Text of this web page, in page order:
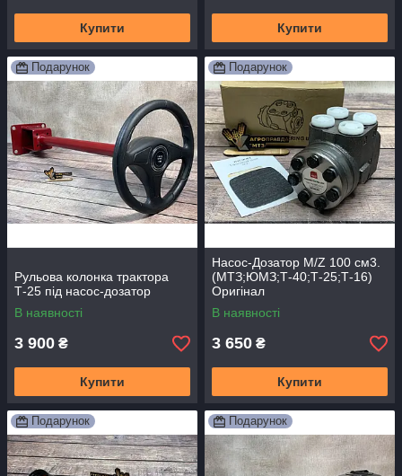
Купити Купити
Подарунок
Рульова колонка трактора
Т-25 під насос-дозатор
В наявності
3 900 ₴
Купити
Подарунок
Насос-Дозатор M/Z 100 см3.
(МТЗ;ЮМЗ;Т-40;Т-25;Т-16)
Оригінал
В наявності
3 650 ₴
Купити
Подарунок Подарунок